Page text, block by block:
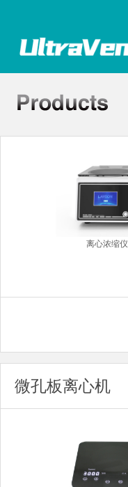
离心浓缩仪
微孔板离心机